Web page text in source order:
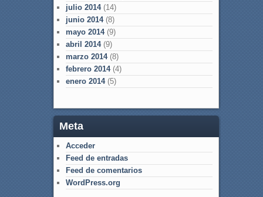
julio 2014(14)
junio 2014(8)
mayo 2014(9)
abril 2014(9)
marzo 2014(8)
febrero 2014(4)
enero 2014(5)
Meta
Acceder
Feed de entradas
Feed de comentarios
WordPress.org